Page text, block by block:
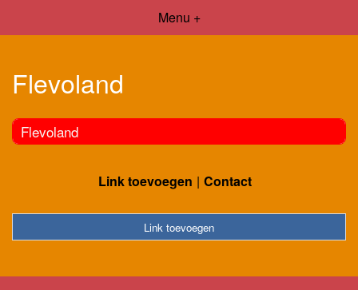
Menu +
Flevoland
Flevoland
Link toevoegen Contact
Link toevoegen